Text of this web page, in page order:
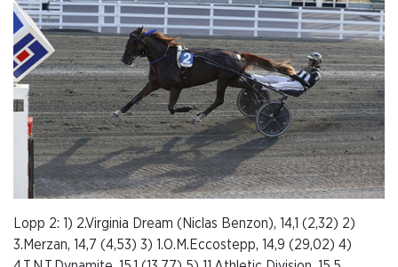
Lopp 2: 1) 2.Virginia Dream (Niclas Benzon), 14,1 (2,32) 2)
3.Merzan, 14,7 (4,53) 3) 1.O.M.Eccostepp, 14,9 (29,02) 4)